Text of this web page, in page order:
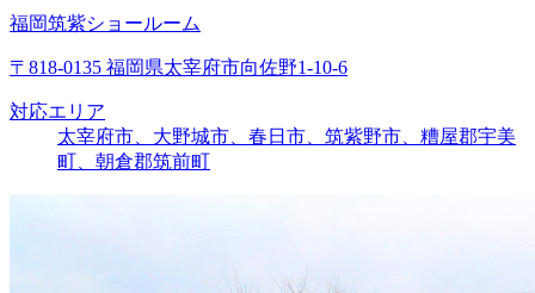
福岡筑紫ショールーム
〒818-0135 福岡県太宰府市向佐野1-10-6
対応エリア
太宰府市、大野城市、春日市、筑紫野市、糟屋郡宇美
町、朝倉郡筑前町